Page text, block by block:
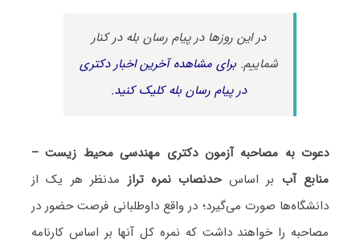
در این روزها در پیام رسان بله در کنار
شماییم.برای مشاهده آخرین اخبار دکتری
در پیام رسان بله کلیک کنید.
دعوت به مصاحبه آزمون دکتری مهندسی محیط زیست –
منابع آب بر اساسحدنصاب نمره ترازمدنظر هر یک از
دانشگاه‌ها صورت می‌گیرد؛ در واقع داوطلبانی فرصت حضور در
مصاحبه را خواهند داشت که نمره کل آنها بر اساس کارنامه